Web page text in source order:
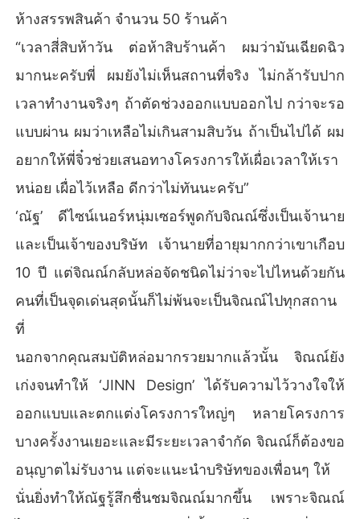
ห้างสรรพสินค้า จำนวน 50 ร้านค้า
“เวลาสี่สิบห้าวัน ต่อห้าสิบร้านค้า ผมว่ามันเฉียดฉิว
มากนะครับพี่ ผมยังไม่เห็นสถานที่จริง ไม่กล้ารับปาก
เวลาทำงานจริงๆ ถ้าตัดช่วงออกแบบออกไป กว่าจะรอ
แบบผ่าน ผมว่าเหลือไม่เกินสามสิบวัน ถ้าเป็นไปได้ ผม
อยากให้พี่จิ๋วช่วยเสนอทางโครงการให้เผื่อเวลาให้เรา
หน่อย เผื่อไว้เหลือ ดีกว่าไม่ทันนะครับ”
‘ณัฐ’ ดีไซน์เนอร์หนุ่มเซอร์พูดกับจิณณ์ซึ่งเป็นเจ้านาย
และเป็นเจ้าของบริษัท เจ้านายที่อายุมากกว่าเขาเกือบ
10 ปี แต่จิณณ์กลับหล่อจัดชนิดไม่ว่าจะไปไหนด้วยกัน
คนที่เป็นจุดเด่นสุดนั้นก็ไม่พ้นจะเป็นจิณณ์ไปทุกสถาน
ที่
นอกจากคุณสมบัติหล่อมากรวยมากแล้วนั้น จิณณ์ยัง
เก่งจนทำให้ ‘JINN Design’ ได้รับความไว้วางใจให้
ออกแบบและตกแต่งโครงการใหญ่ๆ หลายโครงการ
บางครั้งงานเยอะและมีระยะเวลาจำกัด จิณณ์ก็ต้องขอ
อนุญาตไม่รับงาน แต่จะแนะนำบริษัทของเพื่อนๆ ให้
นั่นยิ่งทำให้ณัฐรู้สึกชื่นชมจิณณ์มากขึ้น เพราะจิณณ์